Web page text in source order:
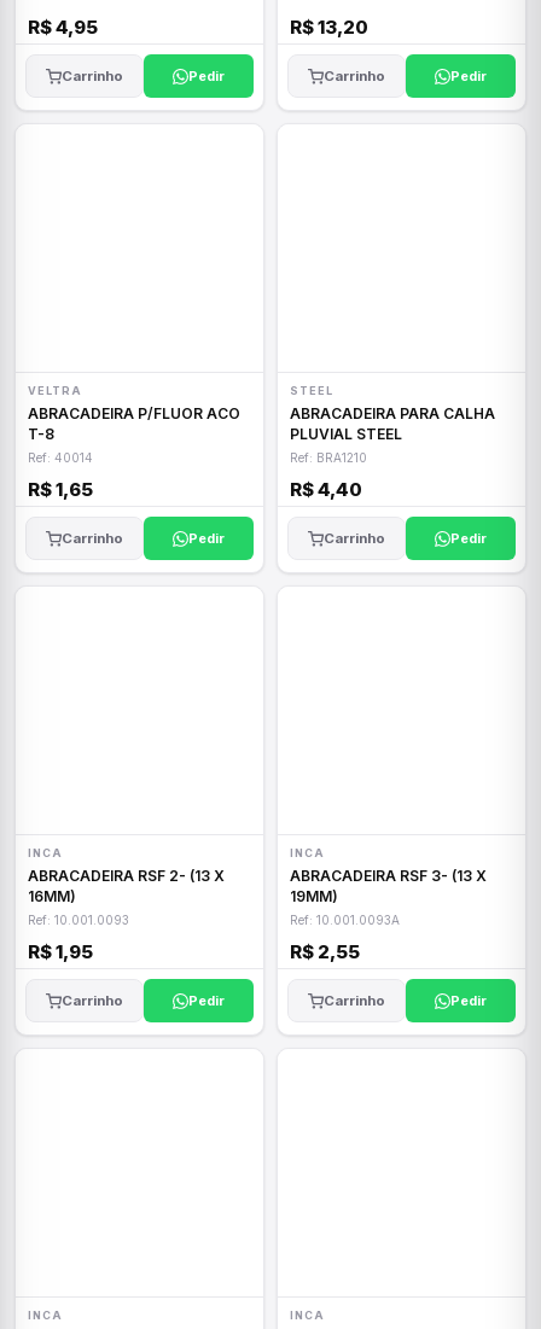
R$ 4,95
Carrinho Pedir
R$ 13,20
Carrinho Pedir
VELTRA
ABRACADEIRA P/FLUOR ACO
T-8
Ref: 40014
R$ 1,65
Carrinho Pedir
STEEL
ABRACADEIRA PARA CALHA
PLUVIAL STEEL
Ref: BRA1210
R$ 4,40
Carrinho Pedir
INCA
ABRACADEIRA RSF 2- (13 X
16MM)
Ref: 10.001.0093
R$ 1,95
Carrinho Pedir
INCA
ABRACADEIRA RSF 3- (13 X
19MM)
Ref: 10.001.0093A
R$ 2,55
Carrinho Pedir
INCA INCA